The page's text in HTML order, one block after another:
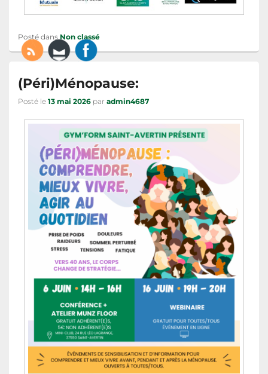
Posté dans Non classé
(Péri)Ménopause:
Posté le 13 mai 2026 par admin4687